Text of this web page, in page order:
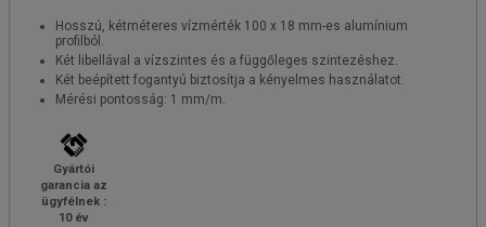
Hosszú, kétméteres vízmérték 100 x 18 mm-es alumínium
profilból.
Két libellával a vízszintes és a függőleges szintezéshez.
Két beépített fogantyú biztosítja a kényelmes használatot.
Mérési pontosság: 1 mm/m.
Gyártói
garancia az
ügyfélnek :
10 év